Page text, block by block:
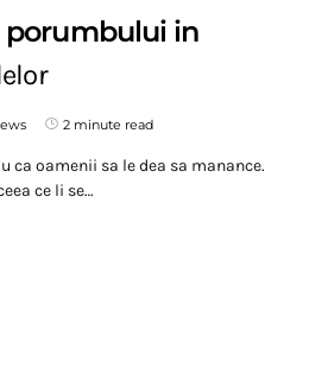
in
2 minute read
ca oamenii sa le dea sa manance.
ce li se…